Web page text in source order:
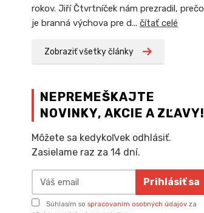
rokov. Jiří Čtvrtníček nám prezradil, prečo
je branná výchova pre d... čítať celé
Zobraziť všetky články
NEPREMEŠKAJTE
NOVINKY, AKCIE A ZĽAVY!
Môžete sa kedykoľvek odhlásiť.
Zasielame raz za 14 dní.
Prihlásiť sa
Súhlasím so spracovaním osobných údajov za